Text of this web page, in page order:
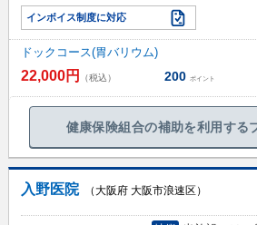
インボイス制度に対応
ドックコース(胃バリウム)
22,000円 （税込） 200 ポイント
健康保険組合の補助を利用する
入野医院
（大阪府 大阪市浪速区）